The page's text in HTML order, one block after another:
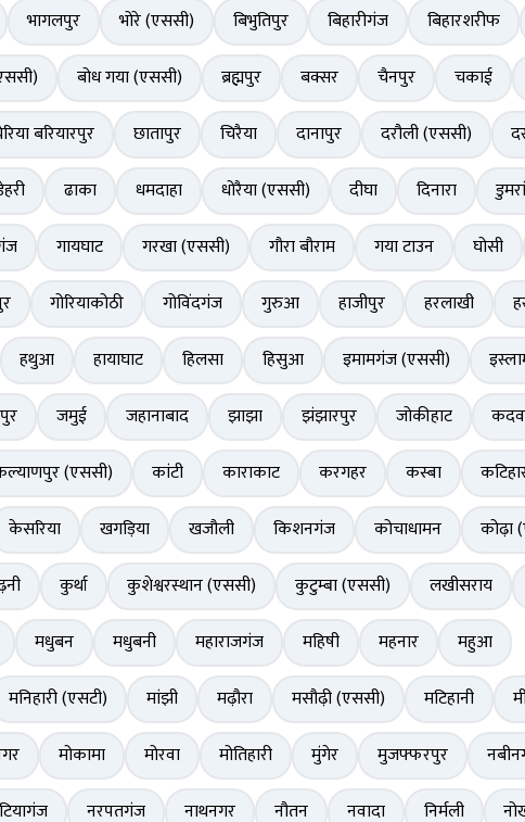
भागलपुर भोरे (एससी) बिभुतिपुर बिहारीगंज बिहारशरीफ
बोध गया (एससी) ब्रह्मपुर बक्सर चैनपुर चकाई
बरियारपुर छातापुर चिरैया दानापुर दरौली (एससी)
ढाका धमदाहा धोरैया (एससी) दीघा दिनारा
गायघाट गरखा (एससी) गौरा बौराम गया टाउन घोसी
गोरियाकोठी गोविंदगंज गुरुआ हाजीपुर हरलाखी
हथुआ हायाघाट हिलसा हिसुआ इमामगंज (एससी)
जमुई जहानाबाद झाझा झंझारपुर जोकीहाट
(एससी) कांटी काराकाट करगहर कस्बा
केसरिया खगड़िया खजौली किशनगंज कोचाधामन
कोढ़ा
कुर्था कुशेश्वरस्थान (एससी) कुटुम्बा (एससी) लखीसराय
मधुबन मधुबनी महाराजगंज महिषी महनार
महुआ
मनिहारी (एसटी) मांझी मढ़ौरा मसौढ़ी (एससी) मटिहानी
मोकामा मोरवा मोतिहारी मुंगेर मुजफ्फरपुर
नरपतगंज नाथनगर नौतन नवादा निर्मली